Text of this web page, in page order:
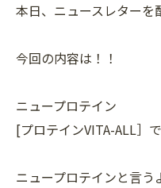
本日、ニュースレターを
今回の内容は！！
ニュープロテイン
[プロテインVITA-ALL］
ニュープロテインと言